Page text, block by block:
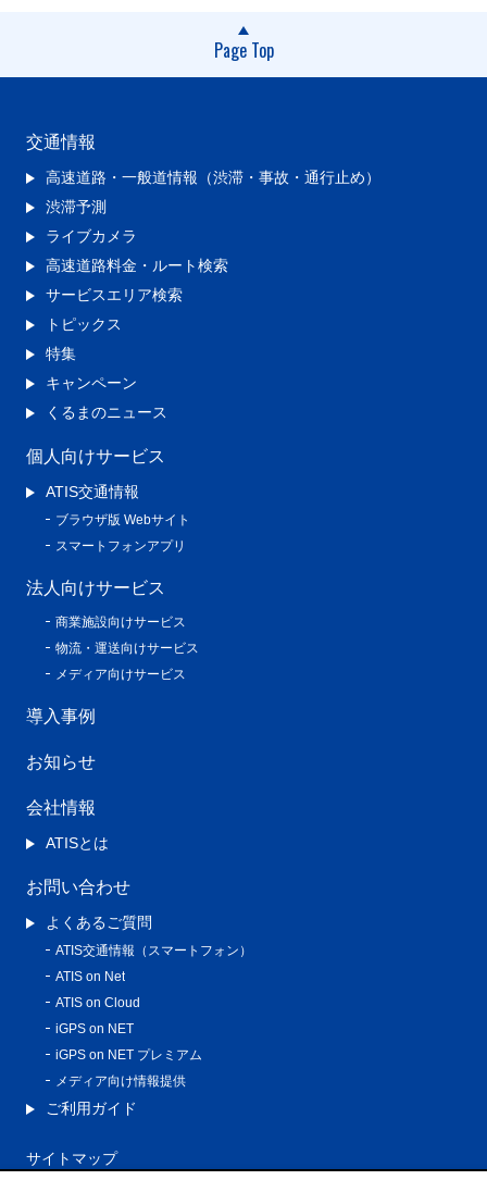
Page Top
交通情報
高速道路・一般道情報（渋滞・事故・通行止め）
渋滞予測
ライブカメラ
高速道路料金・ルート検索
サービスエリア検索
トピックス
特集
キャンペーン
くるまのニュース
個人向けサービス
ATIS交通情報
ブラウザ版 Webサイト
スマートフォンアプリ
法人向けサービス
商業施設向けサービス
物流・運送向けサービス
メディア向けサービス
導入事例
お知らせ
会社情報
ATISとは
お問い合わせ
よくあるご質問
ATIS交通情報（スマートフォン）
ATIS on Net
ATIS on Cloud
iGPS on NET
iGPS on NET プレミアム
メディア向け情報提供
ご利用ガイド
サイトマップ